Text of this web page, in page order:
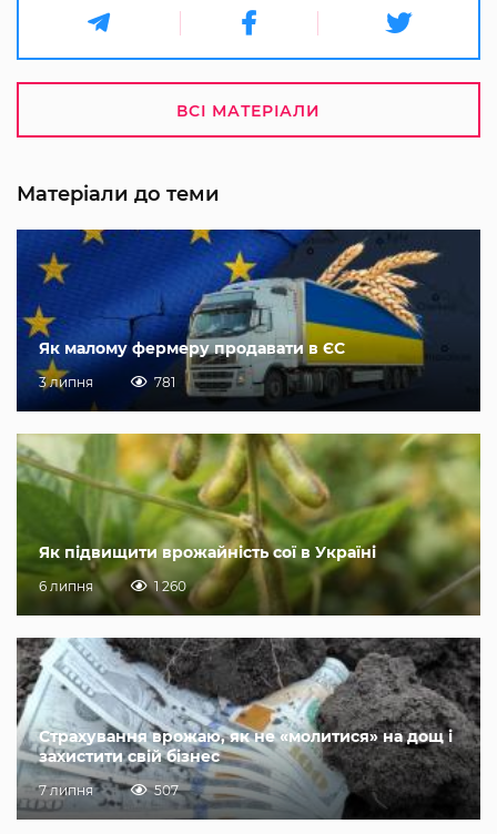
ВСІ МАТЕРІАЛИ
Матеріали до теми
Як малому фермеру продавати в ЄС
3 липня 781
Як підвищити врожайність сої в Україні
6 липня 1 260
Страхування врожаю, як не «молитися» на дощ і
захистити свій бізнес
7 липня 507